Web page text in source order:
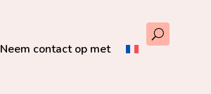
Neem contact op met